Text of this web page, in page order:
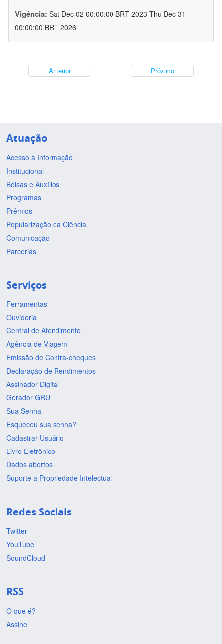
Vigência: Sat Dec 02 00:00:00 BRT 2023-Thu Dec 31
00:00:00 BRT 2026
Anterior Próximo
Atuação
Acesso à Informação
Institucional
Bolsas e Auxílios
Programas
Prêmios
Popularização da Ciência
Comunicação
Parcerias
Serviços
Ferramentas
Ouvidoria
Central de Atendimento
Agência de Viagem
Emissão de Contra-cheques
Declaração de Rendimentos
Assinador Digital
Gerador GRU
Sua Senha
Esqueceu sua senha?
Cadastrar Usuário
Livro Eletrônico
Dados abertos
Suporte a Propriedade Intelectual
Redes Sociais
Twitter
YouTube
SoundCloud
RSS
O que é?
Assine